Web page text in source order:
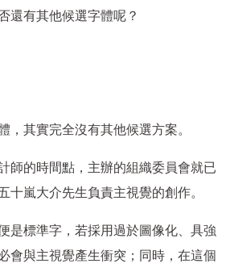
還有其他候選字體呢？
，其實完全沒有其他候選方案。
師的時間點，主辦的組織委員會就已
十嵐大介先生負責主視覺的創作。
是標準字，若採用過於圖像化、具強
會與主視覺產生衝突；同時，在這個